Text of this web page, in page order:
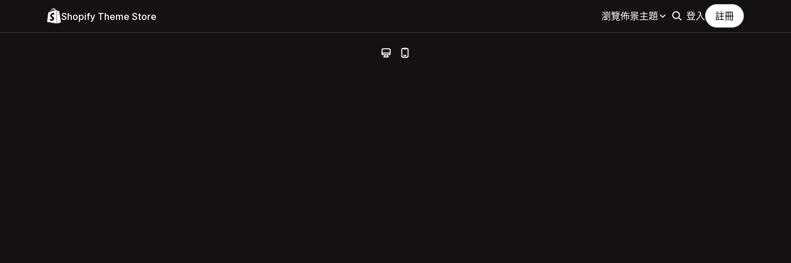
Shopify Theme Store 瀏覽佈景主題 登入 註冊